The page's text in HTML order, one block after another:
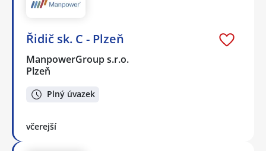
Řidič sk. C - Plzeň
ManpowerGroup s.r.o.
Plzeň
Plný úvazek
včerejší